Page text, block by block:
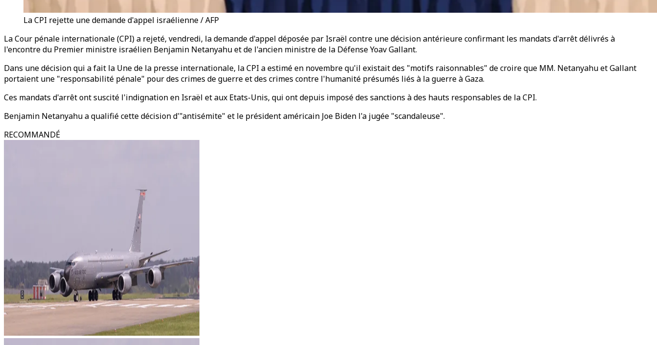
La CPI rejette une demande d'appel israélienne / AFP
La Cour pénale internationale (CPI) a rejeté, vendredi, la demande d'appel déposée par Israël contre une décision antérieure confirmant les mandats d'arrêt délivrés à
l'encontre du Premier ministre israélien Benjamin Netanyahu et de l'ancien ministre de la Défense Yoav Gallant.
Dans une décision qui a fait la Une de la presse internationale, la CPI a estimé en novembre qu'il existait des "motifs raisonnables" de croire que MM. Netanyahu et Gallant
portaient une "responsabilité pénale" pour des crimes de guerre et des crimes contre l'humanité présumés liés à la guerre à Gaza.
Ces mandats d'arrêt ont suscité l'indignation en Israël et aux Etats-Unis, qui ont depuis imposé des sanctions à des hauts responsables de la CPI.
Benjamin Netanyahu a qualifié cette décision d'"antisémite" et le président américain Joe Biden l'a jugée "scandaleuse".
RECOMMANDÉ